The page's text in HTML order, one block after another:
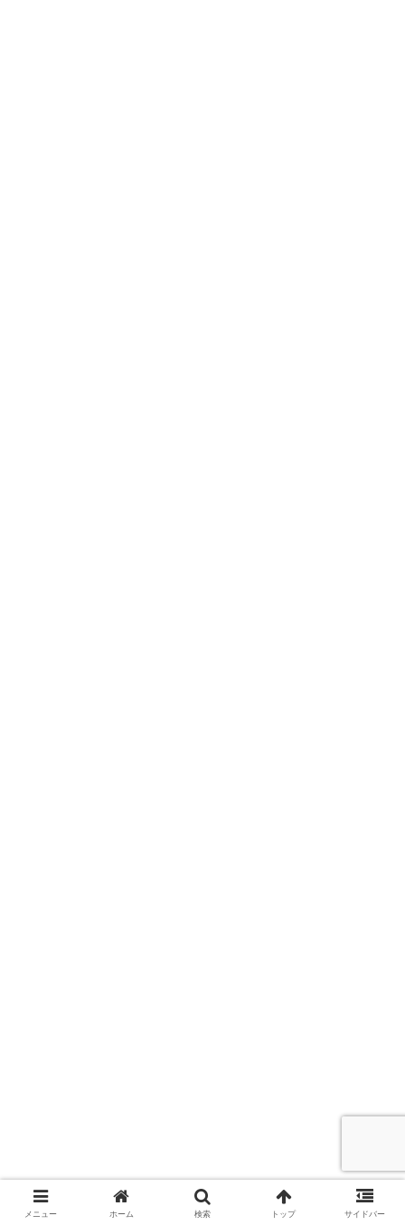
▲ページトップへ
メニュー ホーム 検索 トップ サイドバー